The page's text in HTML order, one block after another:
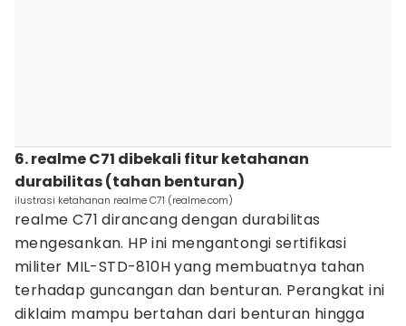
6. realme C71 dibekali fitur ketahanan
durabilitas (tahan benturan)
ilustrasi ketahanan realme C71 (realme.com)
realme C71 dirancang dengan durabilitas
mengesankan. HP ini mengantongi sertifikasi
militer MIL-STD-810H yang membuatnya tahan
terhadap guncangan dan benturan. Perangkat ini
diklaim mampu bertahan dari benturan hingga